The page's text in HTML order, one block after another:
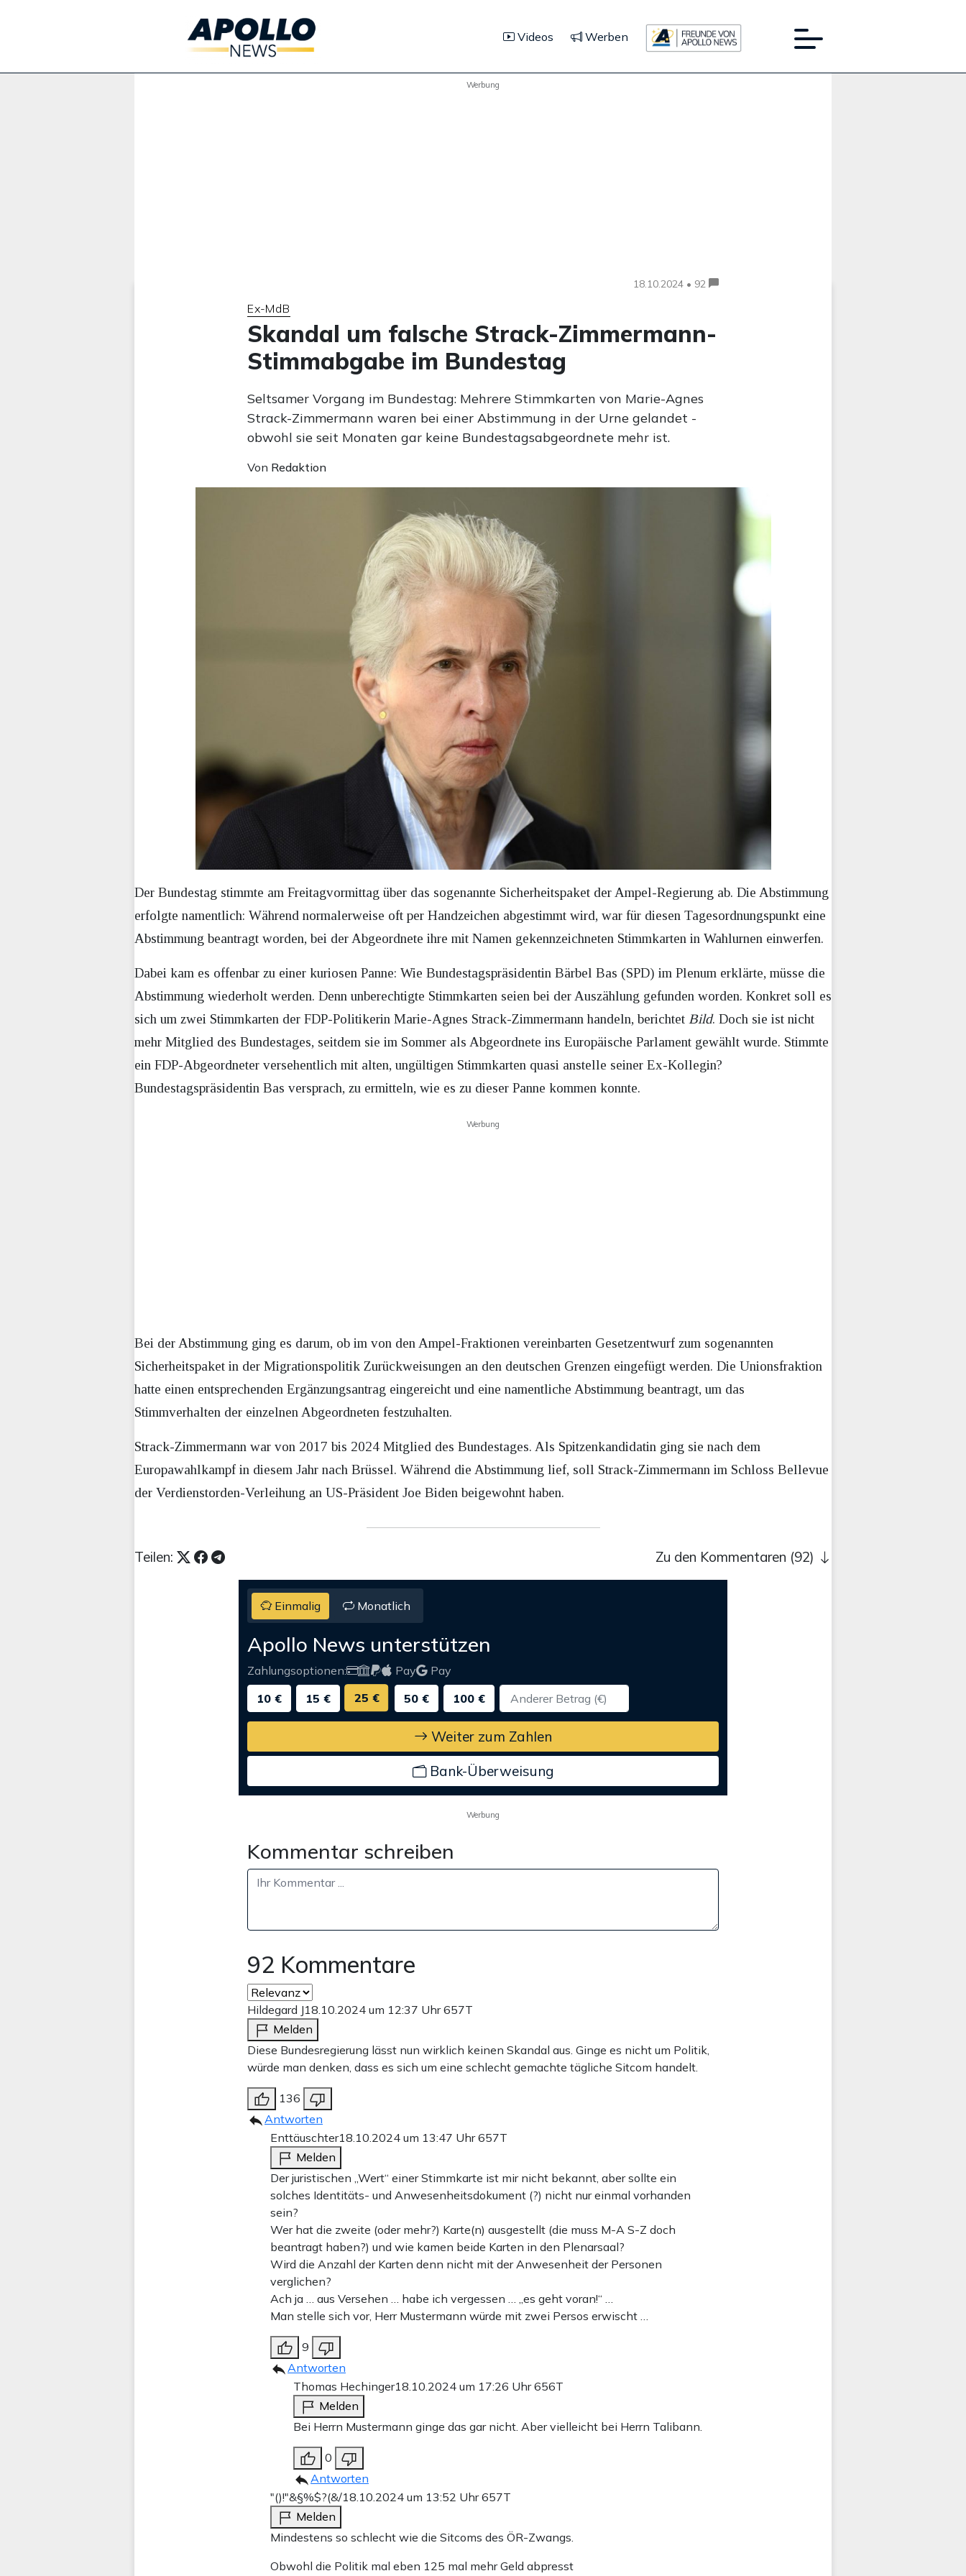
Videos Werben
Werbung
18.10.2024 • 92
Ex-MdB
Skandal um falsche Strack-Zimmermann-
Stimmabgabe im Bundestag
Seltsamer Vorgang im Bundestag: Mehrere Stimmkarten von Marie-Agnes
Strack-Zimmermann waren bei einer Abstimmung in der Urne gelandet -
obwohl sie seit Monaten gar keine Bundestagsabgeordnete mehr ist.
Von Redaktion
Der Bundestag stimmte am Freitagvormittag über das sogenannte Sicherheitspaket der Ampel-Regierung ab. Die Abstimmung
erfolgte namentlich: Während normalerweise oft per Handzeichen abgestimmt wird, war für diesen Tagesordnungspunkt eine
Abstimmung beantragt worden, bei der Abgeordnete ihre mit Namen gekennzeichneten Stimmkarten in Wahlurnen einwerfen.
Dabei kam es offenbar zu einer kuriosen Panne: Wie Bundestagspräsidentin Bärbel Bas (SPD) im Plenum erklärte, müsse die
Abstimmung wiederholt werden. Denn unberechtigte Stimmkarten seien bei der Auszählung gefunden worden. Konkret soll es
sich um zwei Stimmkarten der FDP-Politikerin Marie-Agnes Strack-Zimmermann handeln, berichtet Bild. Doch sie ist nicht
mehr Mitglied des Bundestages, seitdem sie im Sommer als Abgeordnete ins Europäische Parlament gewählt wurde. Stimmte
ein FDP-Abgeordneter versehentlich mit alten, ungültigen Stimmkarten quasi anstelle seiner Ex-Kollegin?
Bundestagspräsidentin Bas versprach, zu ermitteln, wie es zu dieser Panne kommen konnte.
Werbung
Bei der Abstimmung ging es darum, ob im von den Ampel-Fraktionen vereinbarten Gesetzentwurf zum sogenannten
Sicherheitspaket in der Migrationspolitik Zurückweisungen an den deutschen Grenzen eingefügt werden. Die Unionsfraktion
hatte einen entsprechenden Ergänzungsantrag eingereicht und eine namentliche Abstimmung beantragt, um das
Stimmverhalten der einzelnen Abgeordneten festzuhalten.
Strack-Zimmermann war von 2017 bis 2024 Mitglied des Bundestages. Als Spitzenkandidatin ging sie nach dem
Europawahlkampf in diesem Jahr nach Brüssel. Während die Abstimmung lief, soll Strack-Zimmermann im Schloss Bellevue
der Verdienstorden-Verleihung an US-Präsident Joe Biden beigewohnt haben.
Teilen: Zu den Kommentaren (92)
Einmalig Monatlich
Apollo News unterstützen
Zahlungsoptionen: Pay
Pay
10 €
15 € 25 € 50 € 100 €
Weiter zum Zahlen
Bank-Überweisung
Werbung
Kommentar schreiben
92 Kommentare
Hildegard J18.10.2024 um 12:37 Uhr657T
Melden
Diese Bundesregierung lässt nun wirklich keinen Skandal aus. Ginge es nicht um Politik,
würde man denken, dass es sich um eine schlecht gemachte tägliche Sitcom handelt.
136
Antworten
Enttäuschter18.10.2024 um 13:47 Uhr657T
Melden
Der juristischen „Wert“ einer Stimmkarte ist mir nicht bekannt, aber sollte ein
solches Identitäts- und Anwesenheitsdokument (?) nicht nur einmal vorhanden
sein?
Wer hat die zweite (oder mehr?) Karte(n) ausgestellt (die muss M-A S-Z doch
beantragt haben?) und wie kamen beide Karten in den Plenarsaal?
Wird die Anzahl der Karten denn nicht mit der Anwesenheit der Personen
verglichen?
Ach ja … aus Versehen … habe ich vergessen … „es geht voran!“ …
Man stelle sich vor, Herr Mustermann würde mit zwei Persos erwischt …
9
Antworten
Thomas Hechinger18.10.2024 um 17:26 Uhr656T
Melden
Bei Herrn Mustermann ginge das gar nicht. Aber vielleicht bei Herrn Talibann.
0
Antworten
"()!"&§%$?(&/18.10.2024 um 13:52 Uhr657T
Melden
Mindestens so schlecht wie die Sitcoms des ÖR-Zwangs.
Obwohl die Politik mal eben 125 mal mehr Geld abpresst